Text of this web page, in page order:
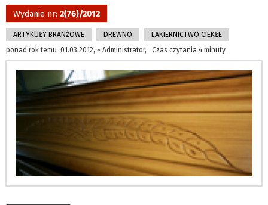
Wydanie nr: 2(76)/2012
ARTYKUŁY BRANŻOWE DREWNO
LAKIERNICTWO CIEKŁE
ponad rok temu 01.03.2012, ~ Administrator, Czas czytania 4 minuty